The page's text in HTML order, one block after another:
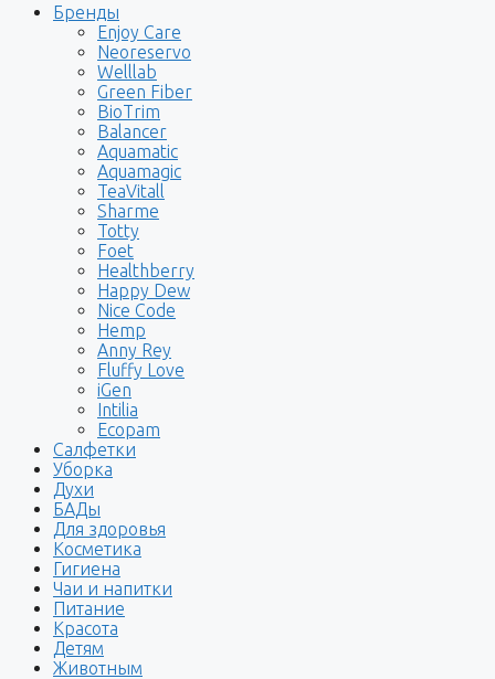
Бренды
Enjoy Care
Neoreservo
Welllab
Green Fiber
BioTrim
Balancer
Aquamatic
Aquamagic
TeaVitall
Sharme
Totty
Foet
Healthberry
Happy Dew
Nice Code
Hemp
Anny Rey
Fluffy Love
iGen
Intilia
Ecopam
Салфетки
Уборка
Духи
БАДы
Для здоровья
Косметика
Гигиена
Чаи и напитки
Питание
Красота
Детям
Животным